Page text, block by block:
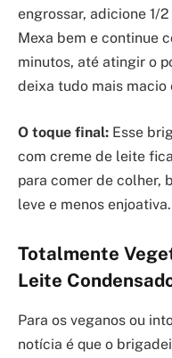
engrossar, adicione 1/
Mexa bem e continue
minutos, até atingir o
deixa tudo mais
O toque final: Esse
com creme de leite
para comer de colher,
leve e menos enjoativa.
Totalmente
Leite
Para os veganos ou
notícia é que o